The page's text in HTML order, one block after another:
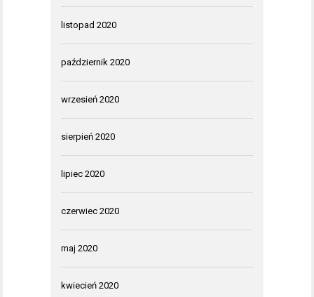
listopad 2020
październik 2020
wrzesień 2020
sierpień 2020
lipiec 2020
czerwiec 2020
maj 2020
kwiecień 2020